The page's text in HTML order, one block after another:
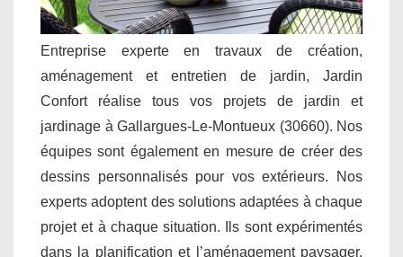
Entreprise experte en travaux de création,
aménagement et entretien de jardin, Jardin
Confort réalise tous vos projets de jardin et
jardinage à Gallargues-Le-Montueux (30660). Nos
équipes sont également en mesure de créer des
dessins personnalisés pour vos extérieurs. Nos
experts adoptent des solutions adaptées à chaque
projet et à chaque situation. Ils sont expérimentés
dans la planification et l’aménagement paysager.